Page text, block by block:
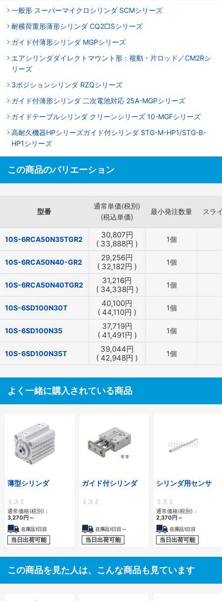
一般形 スーパーマイクロシリンダ SCMシリーズ
耐横荷重形薄形シリンダ CQ2□Sシリーズ
ガイド付薄形シリンダ MGPシリーズ
エアシリンダダイレクトマウント形：複動・片ロッド／CM2Rシ
リーズ
3ポジションシリンダ RZQシリーズ
ガイド付薄形シリンダ 二次電池対応 25A-MGPシリーズ
ガイドテーブルシリンダ クリーンシリーズ 10-MGFシリーズ
高耐久機器HPシリーズガイド付シリンダ STG-M-HP1/STG-B-
HP1シリーズ
この商品のバリエーション
型番
通常単価(税別)
(税込単価)
最小発注数量 スラ
10S-6RCA50N35TGR2 30,807円
( 33,888円 ) 1個
10S-6RCA50N40-GR2 29,256円
( 32,182円 ) 1個
10S-6RCA50N40TGR2 31,216円
( 34,338円 ) 1個
10S-6SD100N30T 40,100円
( 44,110円 ) 1個
10S-6SD100N35 37,719円
( 41,491円 ) 1個
10S-6SD100N35T 39,044円
( 42,948円 ) 1個
よく一緒に購入されている商品
薄型シリンダ
ミスミ
通常価格(税別)：
3,270 円 ～
在庫品1日目
当日出荷可能
ガイド付シリンダ
ミスミ
在庫品1日目～
当日出荷可能
シリンダ用センサ
ミスミ
通常価格(税別)：
2,370 円 ～
在庫品1日目
当日出荷可能
この商品を見た人は、こんな商品も見ています